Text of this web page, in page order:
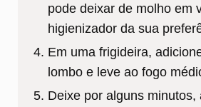
pode deixar de molho em
higienizador da sua
Em uma frigideira,
lombo e leve ao fogo
Deixe por alguns minutos,